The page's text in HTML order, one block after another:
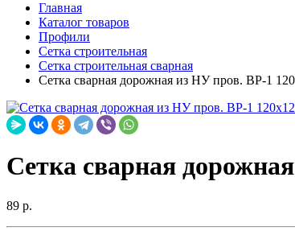
Главная
Каталог товаров
Профили
Сетка строительная
Сетка строительная сварная
Cетка сварная дорожная из НУ пров. ВР-1
Cетка сварная
89 р.